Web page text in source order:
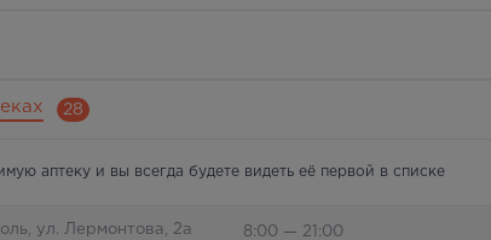
28
аптеку и вы всегда будете видеть её первой в списке
ул. Лермонтова, 2а 8:00 — 21:00